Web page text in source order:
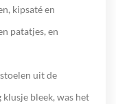
kipsaté en
patatjes, en
uit de
bleek, was het